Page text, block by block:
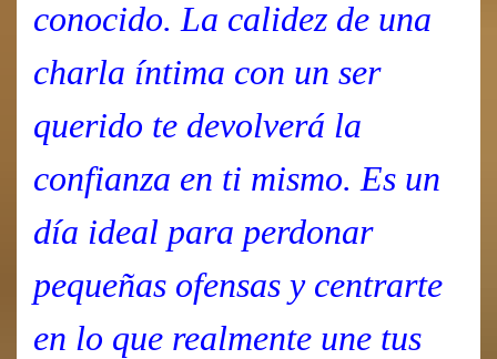
conocido. La calidez de una
charla íntima con un ser
querido te devolverá la
confianza en ti mismo. Es un
día ideal para perdonar
pequeñas ofensas y centrarte
en lo que realmente une tus